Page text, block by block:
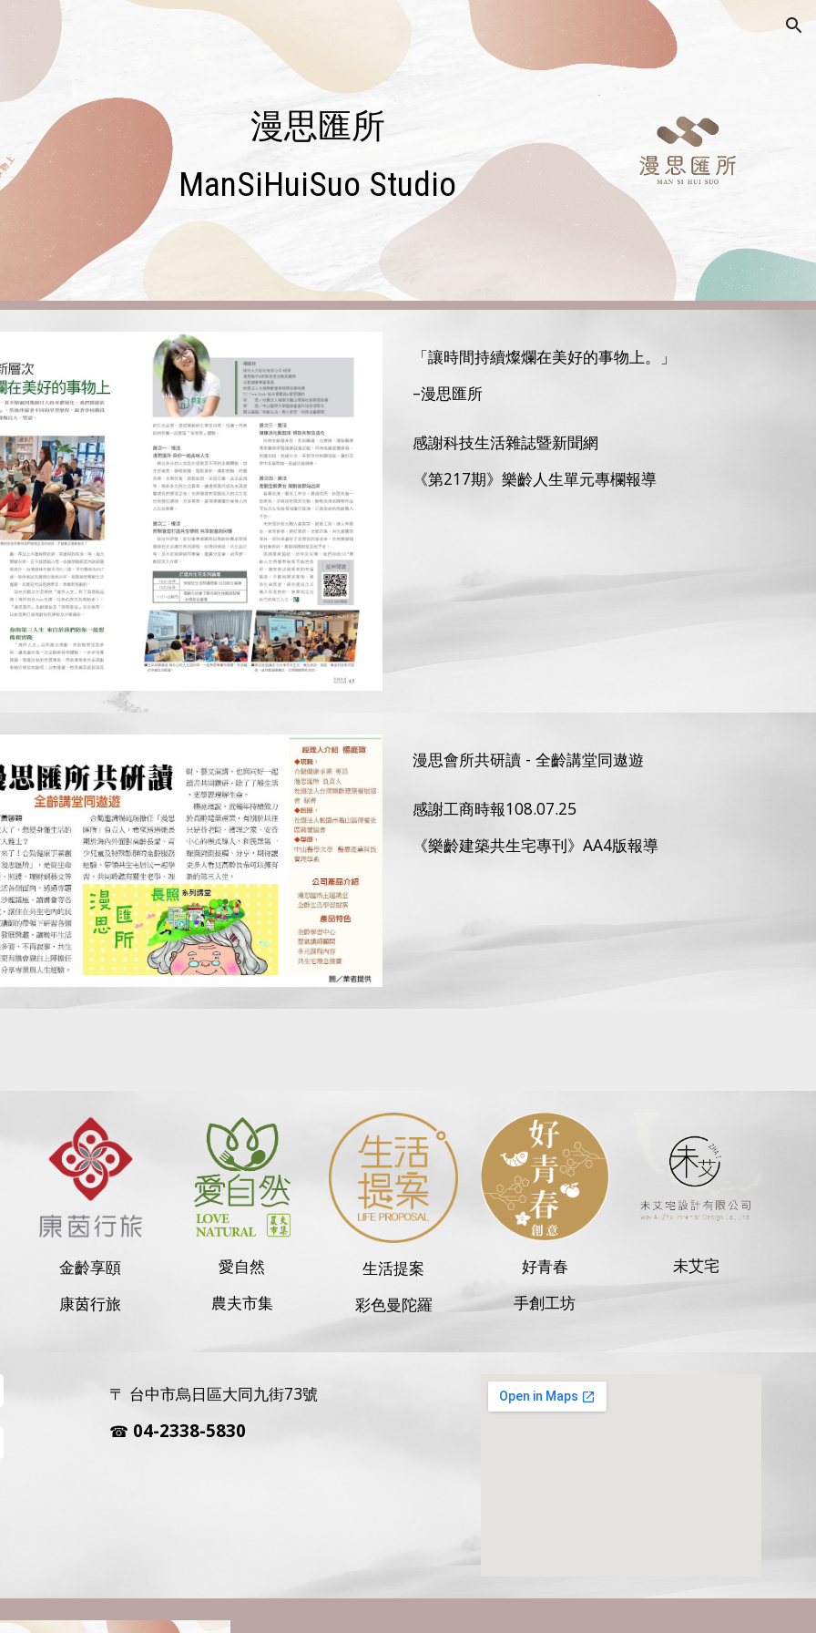
to main content
漫思匯所
ManSiHuiSuo Studio
「讓時間持續燦爛在美好的事物上。」
–漫思匯所
感謝科技生活雜誌暨新聞網
《第217期》樂齡人生單元專欄報導
漫思會所共研讀 - 全齡講堂同遨遊
感謝工商時報108.07.25
《樂齡建築共生宅專刊》AA4版報導
金齡享頤
康茵行旅
愛自然
農夫市集
生活提案
彩色曼陀羅
好青春
手創工坊
未艾宅
〒 台中市烏日區大同九街73號
☎ 04-2338-5830